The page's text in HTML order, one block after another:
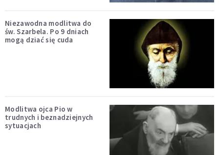
Niezawodna modlitwa do
św. Szarbela. Po 9 dniach
mogą dziać się cuda
Modlitwa ojca Pio w
trudnych i beznadziejnych
sytuacjach